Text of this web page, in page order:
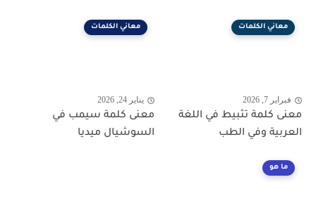
معاني الكلمات
فبراير 7, 2026
معنى كلمة تثبيط في اللغة
العربية وفي الطب
معاني الكلمات
يناير 24, 2026
معنى كلمة سيمب في
السوشيال ميديا
ما هو